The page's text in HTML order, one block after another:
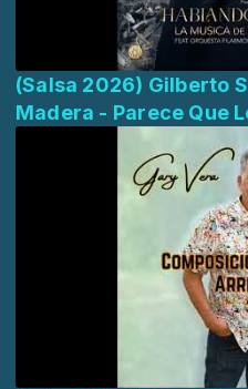
(Salsa 2026) Gilberto
Madera - Parece Que